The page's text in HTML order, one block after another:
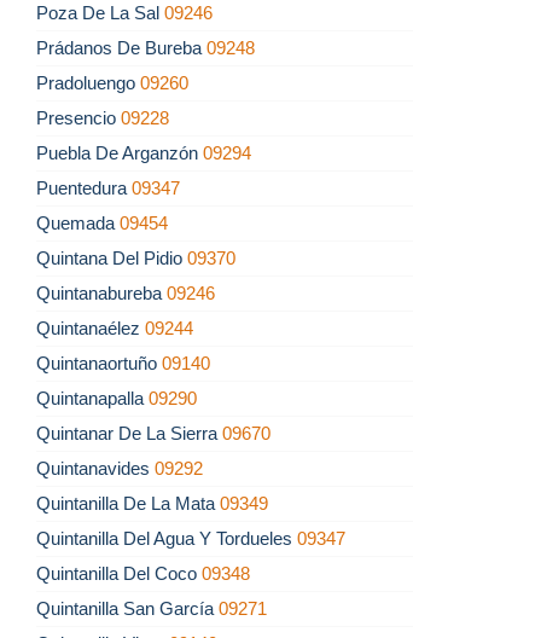
Poza De La Sal 09246
Prádanos De Bureba 09248
Pradoluengo 09260
Presencio 09228
Puebla De Arganzón 09294
Puentedura 09347
Quemada 09454
Quintana Del Pidio 09370
Quintanabureba 09246
Quintanaélez 09244
Quintanaortuño 09140
Quintanapalla 09290
Quintanar De La Sierra 09670
Quintanavides 09292
Quintanilla De La Mata 09349
Quintanilla Del Agua Y Tordueles 09347
Quintanilla Del Coco 09348
Quintanilla San García 09271